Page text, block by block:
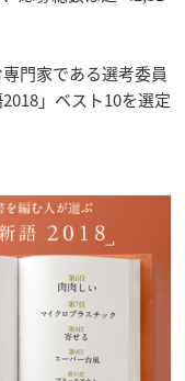
門家である選考委員
」ベスト10を選定